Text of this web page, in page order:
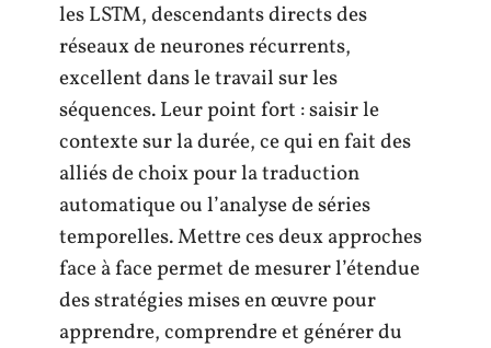
les LSTM, descendants directs des
réseaux de neurones récurrents,
excellent dans le travail sur les
séquences. Leur point fort : saisir le
contexte sur la durée, ce qui en fait des
alliés de choix pour la traduction
automatique ou l’analyse de séries
temporelles. Mettre ces deux approches
face à face permet de mesurer l’étendue
des stratégies mises en œuvre pour
apprendre, comprendre et générer du